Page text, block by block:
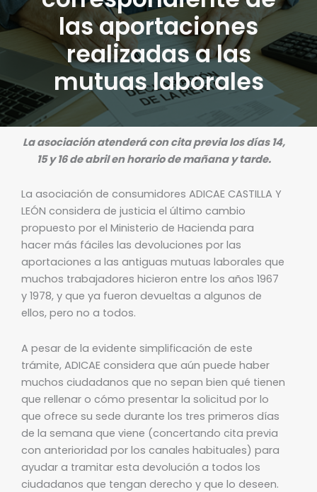
las aportaciones
realizadas a las
mutuas laborales
La asociación atenderá con cita previa los días 14,
15 y 16 de abril en horario de mañana y tarde.
La asociación de consumidores ADICAE CASTILLA Y
LEÓN considera de justicia el último cambio
propuesto por el Ministerio de Hacienda para
hacer más fáciles las devoluciones por las
aportaciones a las antiguas mutuas laborales que
muchos trabajadores hicieron entre los años 1967
y 1978, y que ya fueron devueltas a algunos de
ellos, pero no a todos.
A pesar de la evidente simplificación de este
trámite, ADICAE considera que aún puede haber
muchos ciudadanos que no sepan bien qué tienen
que rellenar o cómo presentar la solicitud por lo
que ofrece su sede durante los tres primeros días
de la semana que viene (concertando cita previa
con anterioridad por los canales habituales) para
ayudar a tramitar esta devolución a todos los
ciudadanos que tengan derecho y que lo deseen.